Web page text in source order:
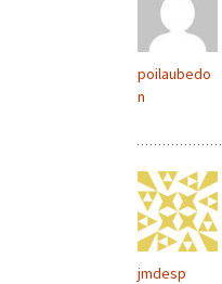
poilaubedo
n
jmdesp